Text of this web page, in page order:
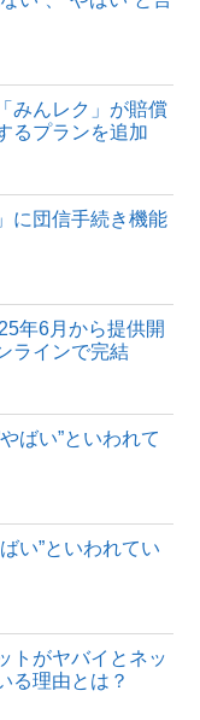
みんレク」が賠償
るプランを追加
に団信手続き機能
年6月から提供開
ラインで完結
ばい”といわれて
い”といわれてい
トがヤバイとネッ
る理由とは？